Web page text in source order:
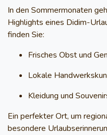
In den Sommermonaten
Highlights eines Didim-
finden Sie:
Frisches Obst und
Lokale
Kleidung und
Ein perfekter Ort, um
besondere